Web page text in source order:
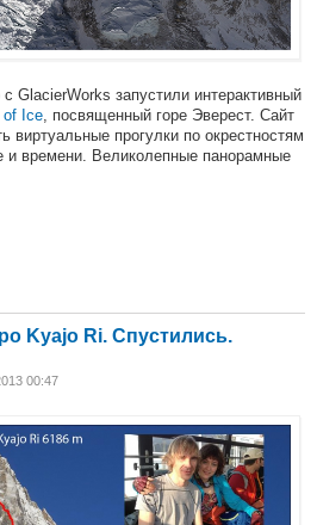
GlacierWorks запустили интерактивный
of Ice , посвященный горе Эверест. Сайт
виртуальные прогулки по окрестностям
и времени. Великолепные панорамные
Kyajo Ri. Спустились.
00:47